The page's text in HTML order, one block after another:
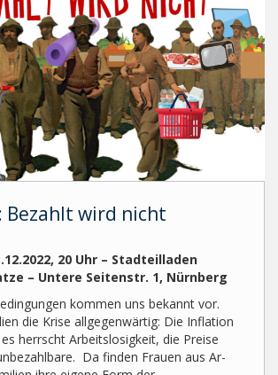
Bezahlt wird nicht
20 Uhr – Stadteilladen
– Untere Seitenstr. 1, Nürnberg
kommen uns bekannt vor.
die Krise all­ge­genwärtig: Die Inflation
herrscht Arbeitslosigkeit, die Preise
Da finden Frauen aus Ar­